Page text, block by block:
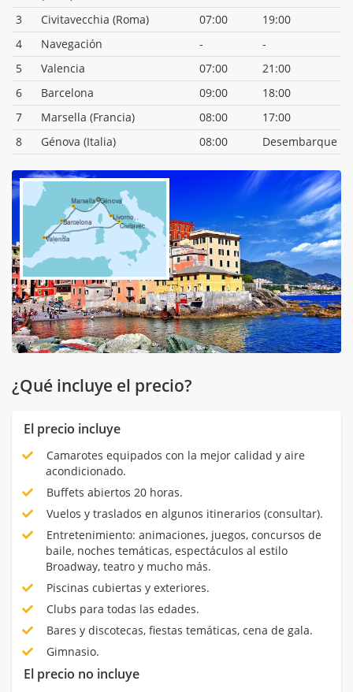
3
Civitavecchia (Roma) 07:00
19:00
4
Navegación -
-
5
Valencia 07:00
21:00
6
Barcelona 09:00
18:00
7
Marsella (Francia) 08:00
17:00
8
Génova (Italia) 08:00 Desembarque
¿Qué incluye el precio?
El precio incluye
Camarotes equipados con la mejor calidad y aire
acondicionado.
Buffets abiertos 20 horas.
Vuelos y traslados en algunos itinerarios (consultar).
Entretenimiento: animaciones, juegos, concursos de
baile, noches temáticas, espectáculos al estilo
Broadway, teatro y mucho más.
Piscinas cubiertas y exteriores.
Clubs para todas las edades.
Bares y discotecas, fiestas temáticas, cena de gala.
Gimnasio.
El precio no incluye